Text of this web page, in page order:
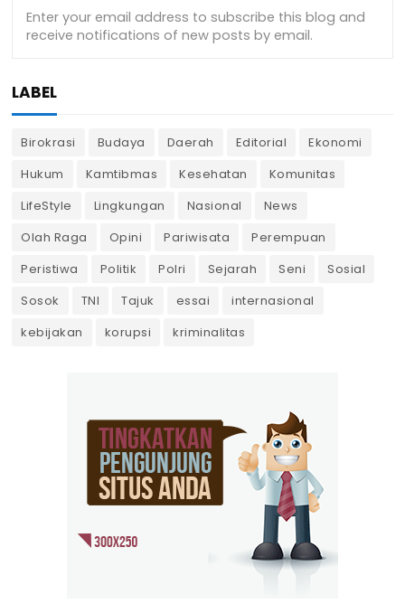
LABEL
Birokrasi Budaya Daerah Editorial
Ekonomi
Hukum
Kamtibmas Kesehatan
Komunitas
LifeStyle
Lingkungan Nasional
News
Olah Raga
Opini Pariwisata
Perempuan
Peristiwa
Politik Polri Sejarah Seni
Sosial
Sosok
TNI Tajuk essai
internasional
kebijakan
korupsi kriminalitas